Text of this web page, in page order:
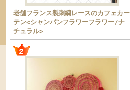
老舗フランス製刺繍レースのカフェカー
テン<シャンパンフラワーフラワー/ナ
チュラル>